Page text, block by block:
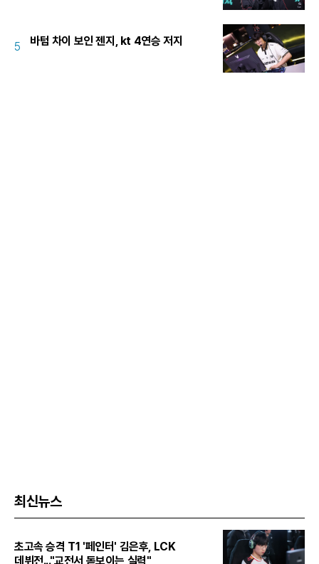
5 바텀 차이 보인 젠지, kt 4연승 저지
최신뉴스
초고속 승격 T1 '페인터' 김은후, LCK
데뷔전..."교전서 돋보이는 실력"